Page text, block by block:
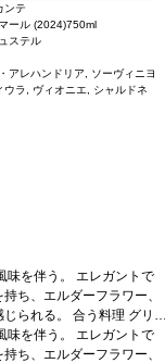
ンテ
ール (2024)750ml
ステル
アレハンドリア, ソーヴィニヨ
ウラ, ヴィオニエ, シャルドネ
味を伴う。 エレガントで
ち、エルダーフラワー、
られる。 合う料理 グリ
、またそのままアペリテ
リア 65%、ソーヴィニヨ
味を伴う。 エレガントで
ち、エルダーフラワー、